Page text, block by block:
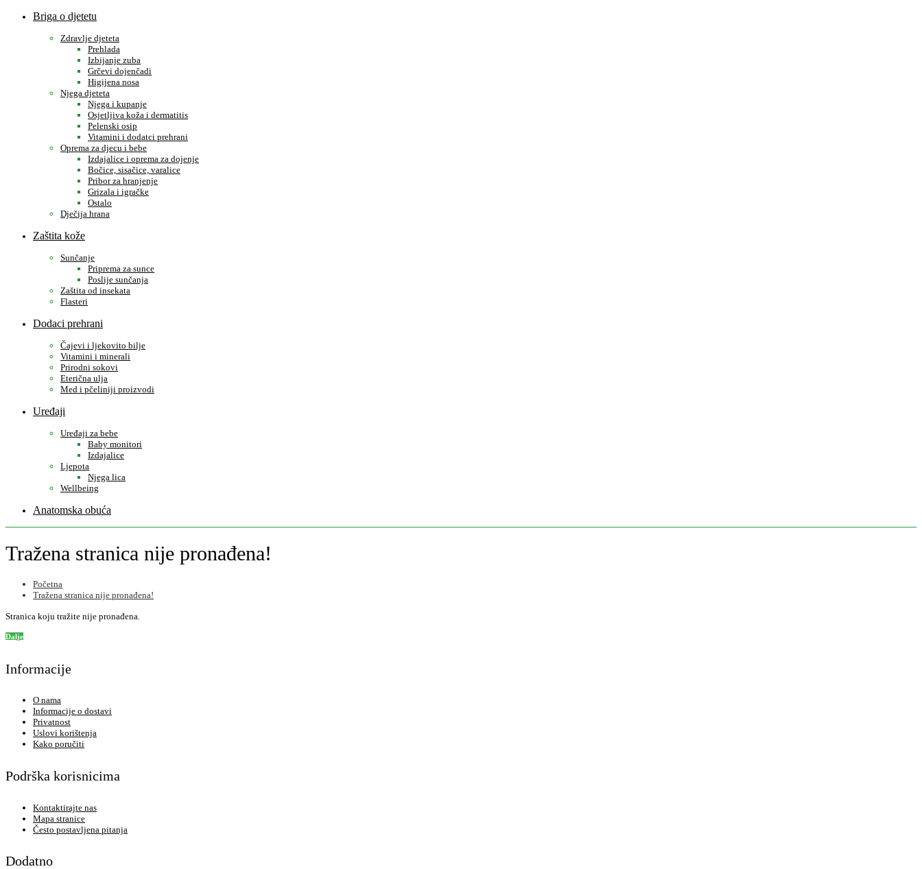
Briga o djetetu
Zdravlje djeteta
Prehlada
Izbijanje zuba
Grčevi dojenčadi
Higijena nosa
Njega djeteta
Njega i kupanje
Osjetljiva koža i dermatitis
Pelenski osip
Vitamini i dodatci prehrani
Oprema za djecu i bebe
Izdajalice i oprema za dojenje
Bočice, sisačice, varalice
Pribor za hranjenje
Grizala i igračke
Ostalo
Dječija hrana
Zaštita kože
Sunčanje
Priprema za sunce
Poslije sunčanja
Zaštita od insekata
Flasteri
Dodaci prehrani
Čajevi i ljekovito bilje
Vitamini i minerali
Prirodni sokovi
Eterična ulja
Med i pčeliniji proizvodi
Uređaji
Uređaji za bebe
Baby monitori
Izdajalice
Ljepota
Njega lica
Wellbeing
Anatomska obuća
Tražena stranica nije pronađena!
Početna
Tražena stranica nije pronađena!
Stranica koju tražite nije pronađena.
Dalje
Informacije
O nama
Informacije o dostavi
Privatnost
Uslovi korištenja
Kako poručiti
Podrška korisnicima
Kontaktirajte nas
Mapa stranice
Često postavljena pitanja
Dodatno